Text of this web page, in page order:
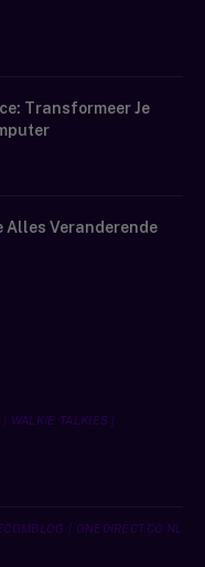
Transformeer Je
Alles Veranderende
| WALKIE TALKIES |
| ONEDIRECT.CO.NL